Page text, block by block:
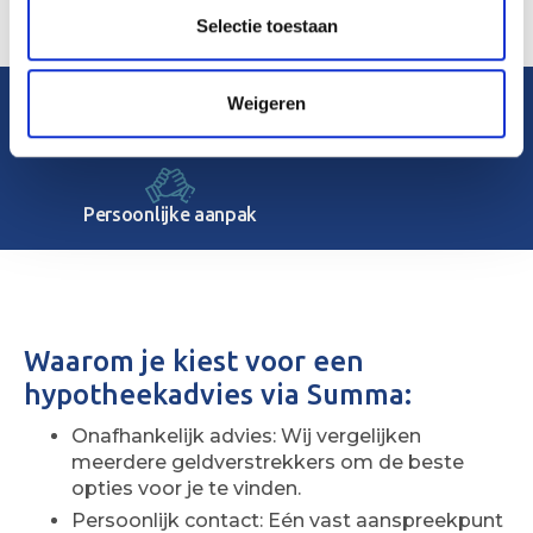
Selectie toestaan
Weigeren
70+ professionals Duidelijke uitleg
Persoonlijke aanpak
Waarom je kiest voor een
hypotheekadvies via Summa:
Onafhankelijk advies: Wij vergelijken
meerdere geldverstrekkers om de beste
opties voor je te vinden.
Persoonlijk contact: Eén vast aanspreekpunt